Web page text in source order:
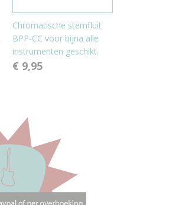
Chromatische stemfluit
BPP-CC voor bijna alle
instrumenten geschikt.
€ 9,95